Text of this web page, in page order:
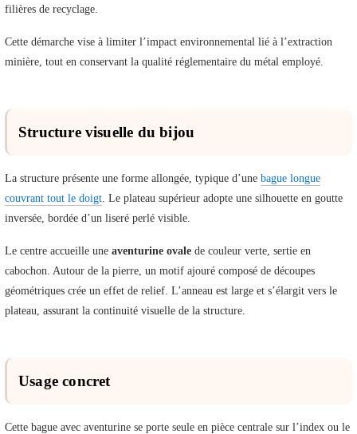
filières de recyclage.
Cette démarche vise à limiter l’impact environnemental lié à l’extraction
minière, tout en conservant la qualité réglementaire du métal employé.
Structure visuelle du bijou
La structure présente une forme allongée, typique d’une bague longue
couvrant tout le doigt . Le plateau supérieur adopte une silhouette en goutte
inversée, bordée d’un liseré perlé visible.
Le centre accueille une aventurine ovale de couleur verte, sertie en
cabochon. Autour de la pierre, un motif ajouré composé de découpes
géométriques crée un effet de relief. L’anneau est large et s’élargit vers le
plateau, assurant la continuité visuelle de la structure.
Usage concret
Cette bague avec aventurine se porte seule en pièce centrale sur l’index ou le